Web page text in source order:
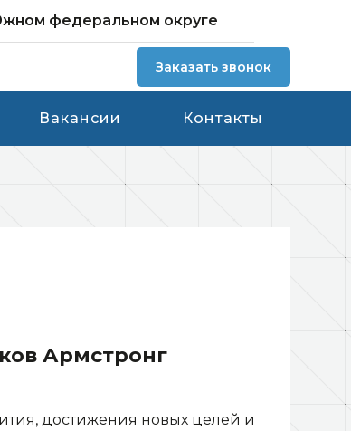
федеральном округе
Заказать звонок
Вакансии Контакты
Армстронг
достижения новых целей и